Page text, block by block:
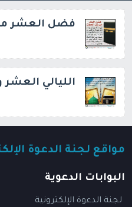
فضل العشر
الليالي العشر
مواقع لجنة الدعوة
البوابات الدعوية
لجنة الدعوة الإلكترونية